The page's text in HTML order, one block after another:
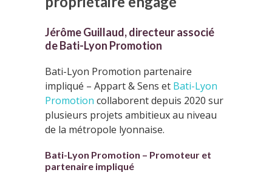
Jérôme Guillaud, directeur associé
de Bati-Lyon Promotion
Bati-Lyon Promotion partenaire
impliqué – Appart & Sens et Bati-Lyon
Promotion collaborent depuis 2020 sur
plusieurs projets ambitieux au niveau
de la métropole lyonnaise.
Bati-Lyon Promotion – Promoteur et
partenaire impliqué